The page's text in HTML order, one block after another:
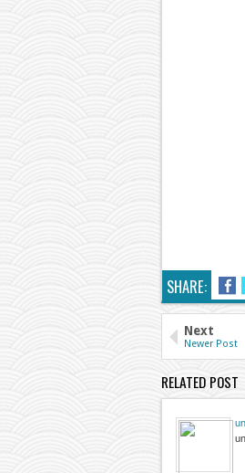
SHARE:
Next
Newer Post
RELATED POST